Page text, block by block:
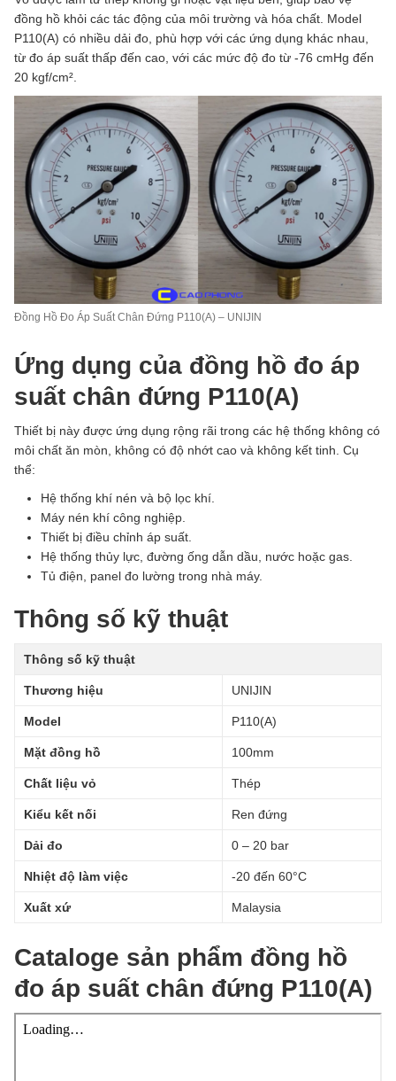
đồng hồ khỏi các tác động của môi trường và hóa chất. Model
P110(A) có nhiều dải đo, phù hợp với các ứng dụng khác nhau,
từ đo áp suất thấp đến cao, với các mức độ đo từ -76 cmHg đến
20 kgf/cm².
Đồng Hồ Đo Áp Suất Chân Đứng P110(A) – UNIJIN
Ứng dụng của đồng hồ đo áp
suất chân đứng P110(A)
Thiết bị này được ứng dụng rộng rãi trong các hệ thống không có
môi chất ăn mòn, không có độ nhớt cao và không kết tinh. Cụ
thể:
Hệ thống khí nén và bộ lọc khí.
Máy nén khí công nghiệp.
Thiết bị điều chỉnh áp suất.
Hệ thống thủy lực, đường ống dẫn dầu, nước hoặc gas.
Tủ điện, panel đo lường trong nhà máy.
Thông số kỹ thuật
Thông số kỹ thuật
Thương hiệu UNIJIN
Model P110(A)
Mặt đồng hồ 100mm
Chất liệu vỏ Thép
Kiểu kết nối Ren đứng
Dải đo 0 – 20 bar
Nhiệt độ làm việc -20 đến 60°C
Xuất xứ Malaysia
Cataloge sản phẩm đồng hồ
đo áp suất chân đứng P110(A)